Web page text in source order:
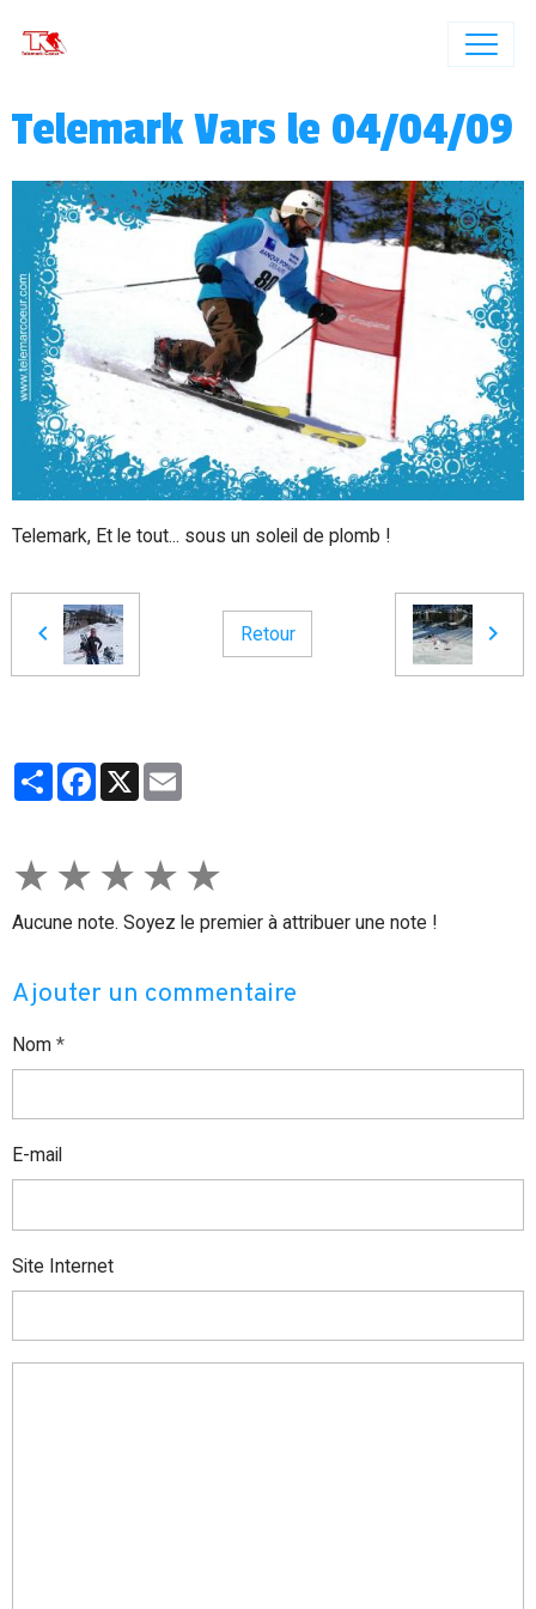
Telemark Vars le 04/04/09
Telemark, Et le tout... sous un soleil de plomb !
Retour
PartagerFacebook
X
★ ★ ★ ★ ★
Aucune note. Soyez le premier à attribuer une note !
Ajouter un commentaire
Nom
E-mail
Site Internet